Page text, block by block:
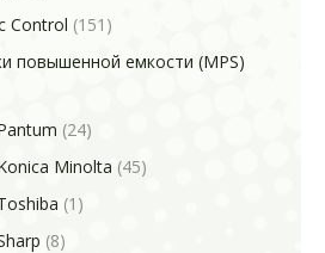
Control (151)
повышенной емкости (MPS)
(24)
Minolta (45)
(1)
(8)